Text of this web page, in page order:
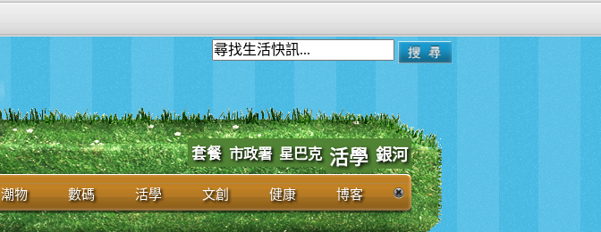
套餐 市政署 星巴克 活學 銀河
潮物 數碼 活學 文創 健康 博客